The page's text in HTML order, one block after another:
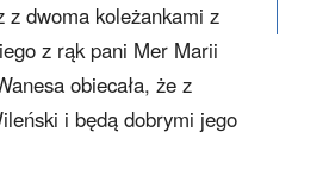
z dwoma koleżankami z
z rąk pani Mer Marii
obiecała, że z
i będą dobrymi jego